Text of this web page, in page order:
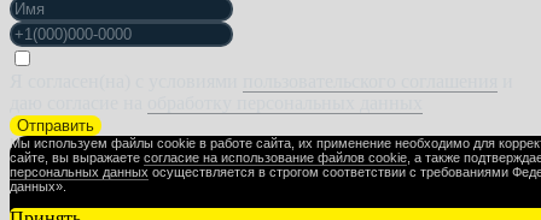
Отправить
Мы используем файлы cookie в работе сайта, их применение необходимо для
сайте, вы выражаете согласие на использование файлов cookie , а также
персональных данных осуществляется в строгом соответствии с требованиями
данных».